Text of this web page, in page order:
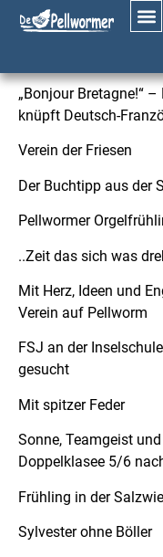
Mai 2026
„Bonjour Bretagne!“
knüpft Deutsch-
Verein der Friesen
Der Buchtipp aus der
Pellwormer
..Zeit das sich was
Mit Herz, Ideen und
Verein auf Pellworm
FSJ an der
gesucht
Mit spitzer Feder
Sonne, Teamgeist
Doppelklasee 5/6
Frühling in der
Sylvester ohne Böller